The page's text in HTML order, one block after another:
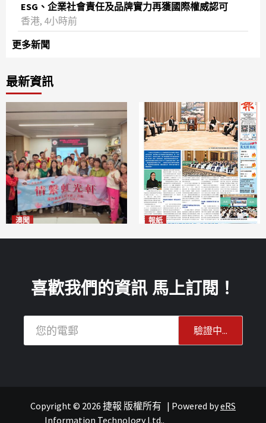
ESG、企業社會責任及品牌實力再獲國際權威認可
香港, 4小時前
更多新聞
最新資訊
澳聞 報紙
連城記
喜歡我們的資訊 馬上訂閱！
Copyright © 2026 捷報 版權所有 | Powered byeRS
Information Technology Ltd..